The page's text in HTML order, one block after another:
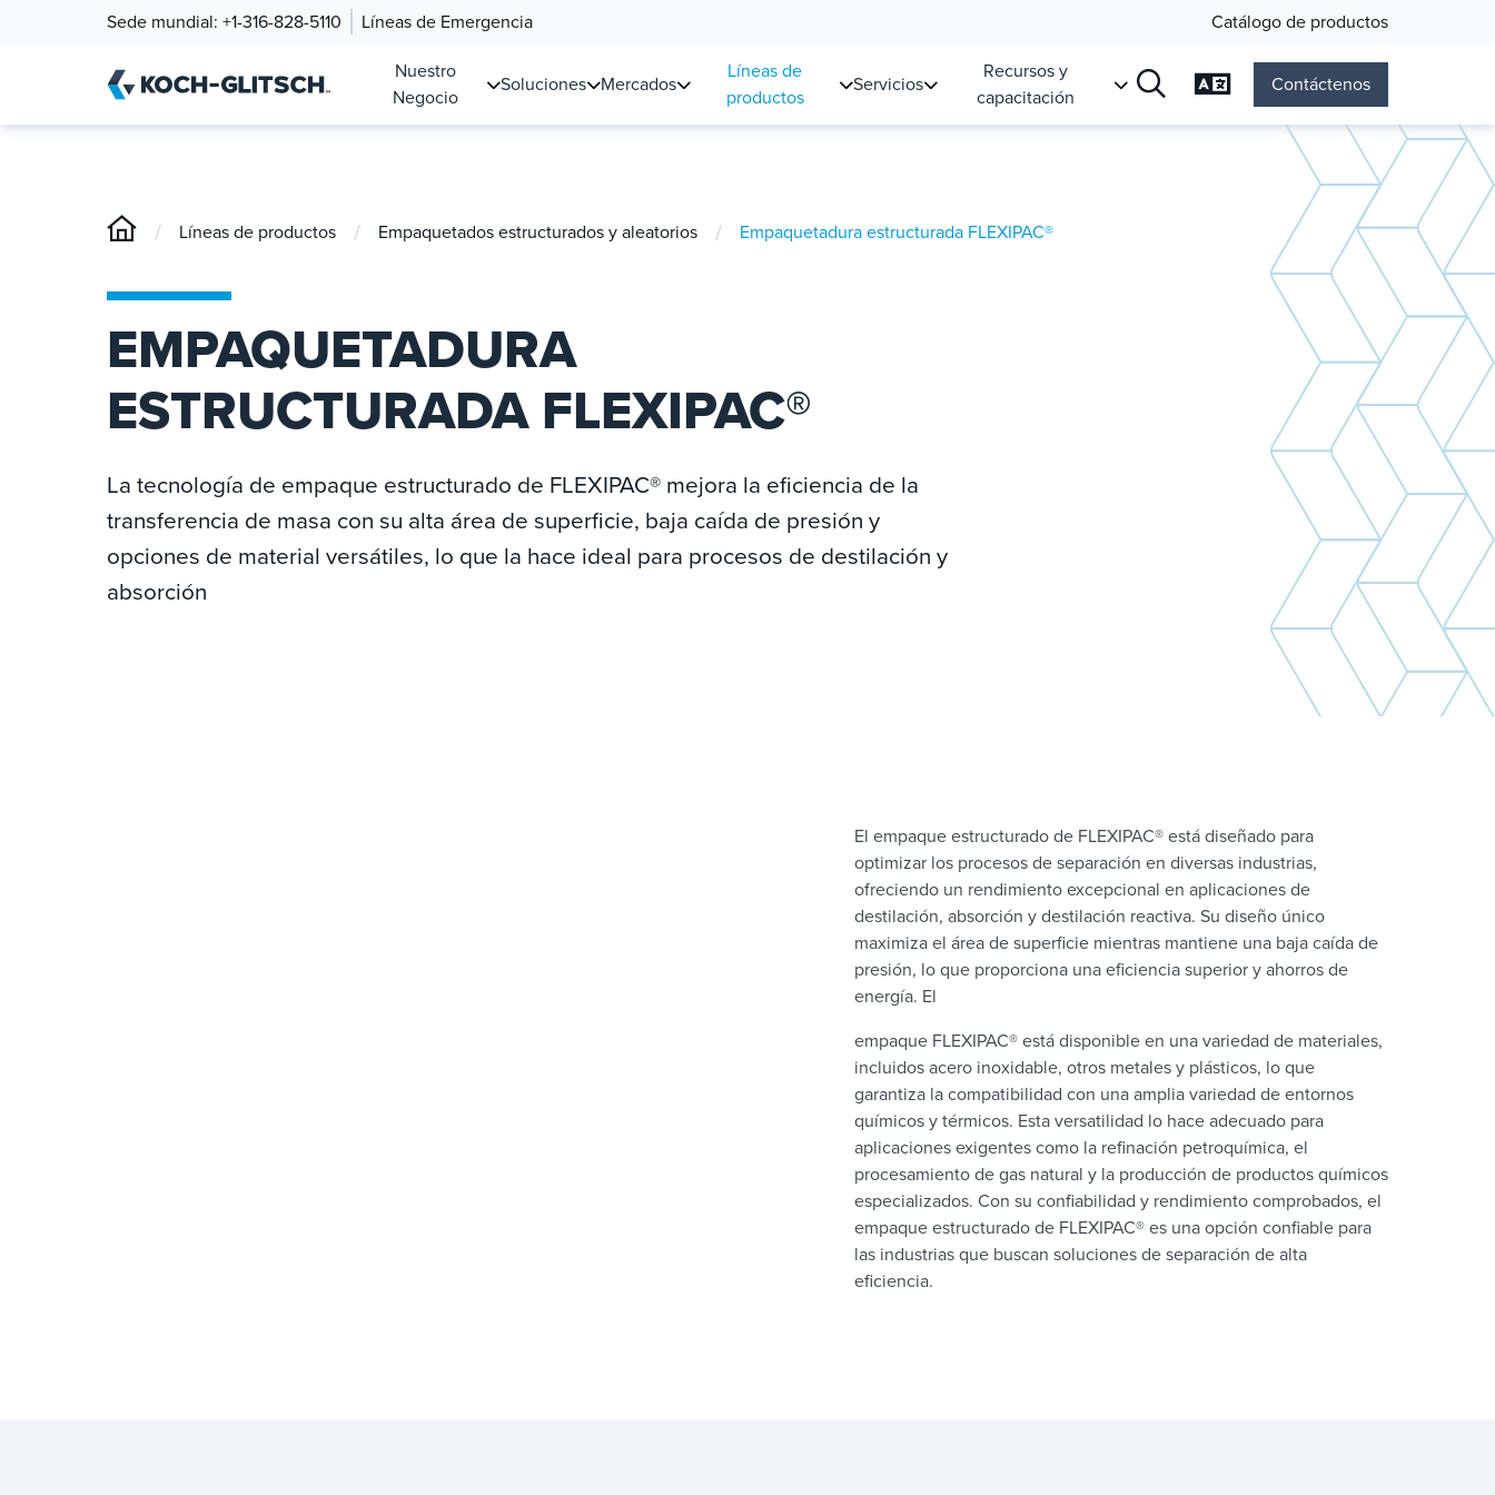
Sede mundial: +1-316-828-5110 Líneas de Emergencia
Catálogo de productos
Nuestro
Negocio
Soluciones Mercados
Líneas de
productos
Servicios
Recursos y
capacitación
Cambiar el idioma
Contáctenos
/ Líneas de productos / Empaquetados estructurados y aleatorios / Empaquetadura estructurada FLEXIPAC®
EMPAQUETADURA
ESTRUCTURADA FLEXIPAC®
La tecnología de empaque estructurado de FLEXIPAC® mejora la eficiencia de la
transferencia de masa con su alta área de superficie, baja caída de presión y
opciones de material versátiles, lo que la hace ideal para procesos de destilación y
absorción
El empaque estructurado de FLEXIPAC® está diseñado para
optimizar los procesos de separación en diversas industrias,
ofreciendo un rendimiento excepcional en aplicaciones de
destilación, absorción y destilación reactiva. Su diseño único
maximiza el área de superficie mientras mantiene una baja caída de
presión, lo que proporciona una eficiencia superior y ahorros de
energía. El
empaque FLEXIPAC® está disponible en una variedad de materiales,
incluidos acero inoxidable, otros metales y plásticos, lo que
garantiza la compatibilidad con una amplia variedad de entornos
químicos y térmicos. Esta versatilidad lo hace adecuado para
aplicaciones exigentes como la refinación petroquímica, el
procesamiento de gas natural y la producción de productos químicos
especializados. Con su confiabilidad y rendimiento comprobados, el
empaque estructurado de FLEXIPAC® es una opción confiable para
las industrias que buscan soluciones de separación de alta
eficiencia.